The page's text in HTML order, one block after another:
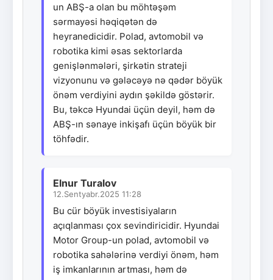
un ABŞ-a olan bu möhtəşəm
sərmayəsi həqiqətən də
heyranedicidir. Polad, avtomobil və
robotika kimi əsas sektorlarda
genişlənmələri, şirkətin strateji
vizyonunu və gələcəyə nə qədər böyük
önəm verdiyini aydın şəkildə göstərir.
Bu, təkcə Hyundai üçün deyil, həm də
ABŞ-ın sənaye inkişafı üçün böyük bir
töhfədir.
Elnur Turalov
12.Sentyabr.2025 11:28
Bu cür böyük investisiyaların
açıqlanması çox sevindiricidir. Hyundai
Motor Group-un polad, avtomobil və
robotika sahələrinə verdiyi önəm, həm
iş imkanlarının artması, həm də